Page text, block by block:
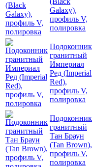
Galaxy),
профиль V,
полировка
Подоконник
гранитный
Империал
Ред (Imperial
Red),
профиль V,
полировка
Подоконник
гранитный
Тан Браун
(Tan Brown),
профиль V,
полировка